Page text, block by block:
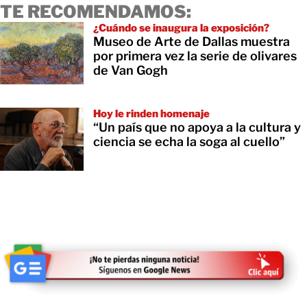
TE RECOMENDAMOS:
¿Cuándo se inaugura la exposición?
Museo de Arte de Dallas muestra
por primera vez la serie de olivares
de Van Gogh
Hoy le rinden homenaje
“Un país que no apoya a la cultura y
ciencia se echa la soga al cuello”